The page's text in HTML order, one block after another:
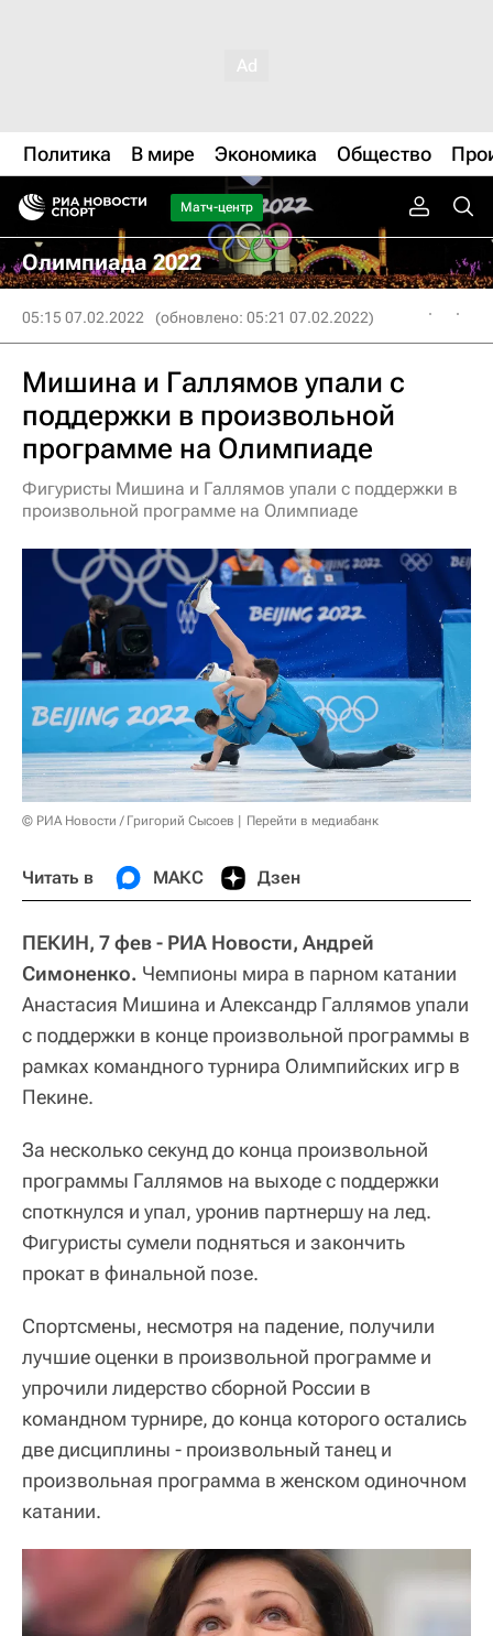
Политика В мире Экономика Общество
Матч-центр
Олимпиада 2022
05:15 07.02.2022 (обновлено: 05:21 07.02.2022)
Мишина и Галлямов упали с
поддержки в произвольной
программе на Олимпиаде
Фигуристы Мишина и Галлямов упали с поддержки в
произвольной программе на Олимпиаде
© РИА Новости / Григорий Сысоев Перейти в медиабанк
Читать в МАКС Дзен
ПЕКИН, 7 фев - РИА Новости, Андрей
Симоненко. Чемпионы мира в парном катании
Анастасия Мишина и Александр Галлямов упали
с поддержки в конце произвольной программы в
рамках командного турнира Олимпийских игр в
Пекине.
За несколько секунд до конца произвольной
программы Галлямов на выходе с поддержки
споткнулся и упал, уронив партнершу на лед.
Фигуристы сумели подняться и закончить
прокат в финальной позе.
Спортсмены, несмотря на падение, получили
лучшие оценки в произвольной программе и
упрочили лидерство сборной России в
командном турнире, до конца которого остались
две дисциплины - произвольный танец и
произвольная программа в женском одиночном
катании.